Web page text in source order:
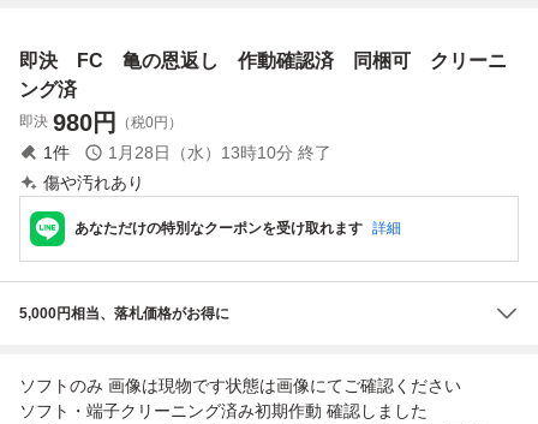
即決 FC 亀の恩返し 作動確認済 同梱可 クリーニ
ング済
即決 980円 （税0円）
1件 1月28日（水）13時10分 終了
傷や汚れあり
あなただけの特別なクーポンを受け取れます 詳細
5,000円相当、落札価格がお得に
ソフトのみ 画像は現物です状態は画像にてご確認ください
ソフト・端子クリーニング済み初期作動 確認しました